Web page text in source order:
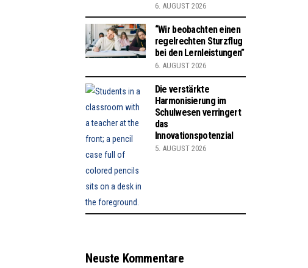
6. AUGUST 2026
“Wir beobachten einen
regelrechten Sturzflug
bei den Lernleistungen”
6. AUGUST 2026
Die verstärkte
Harmonisierung im
Schulwesen verringert
das
Innovationspotenzial
5. AUGUST 2026
Neuste Kommentare